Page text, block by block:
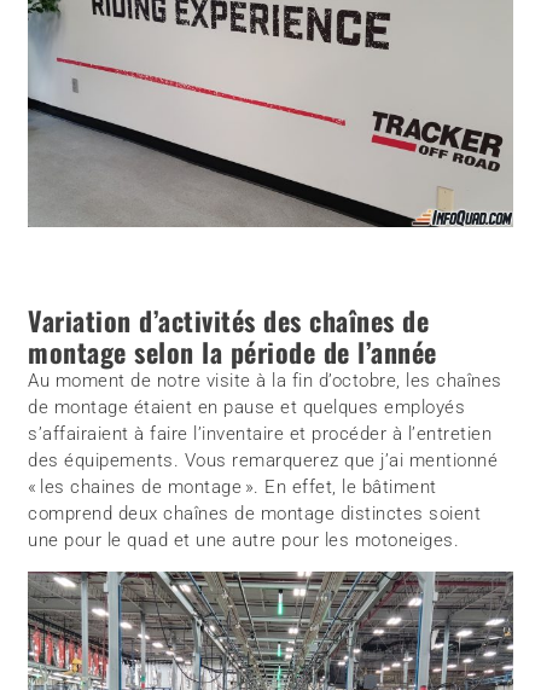
Variation d’activités des chaînes de
montage selon la période de l’année
Au moment de notre visite à la fin d’octobre, les chaînes
de montage étaient en pause et quelques employés
s’affairaient à faire l’inventaire et procéder à l’entretien
des équipements. Vous remarquerez que j’ai mentionné
« les chaines de montage ». En effet, le bâtiment
comprend deux chaînes de montage distinctes soient
une pour le quad et une autre pour les motoneiges.